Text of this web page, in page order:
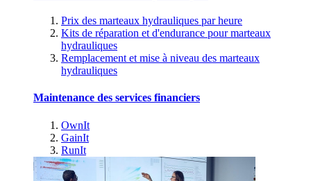
Prix des marteaux hydrauliques par heure
Kits de réparation et d'endurance pour marteaux
hydrauliques
Remplacement et mise à niveau des marteaux
hydrauliques
Maintenance des services financiers
OwnIt
GainIt
RunIt